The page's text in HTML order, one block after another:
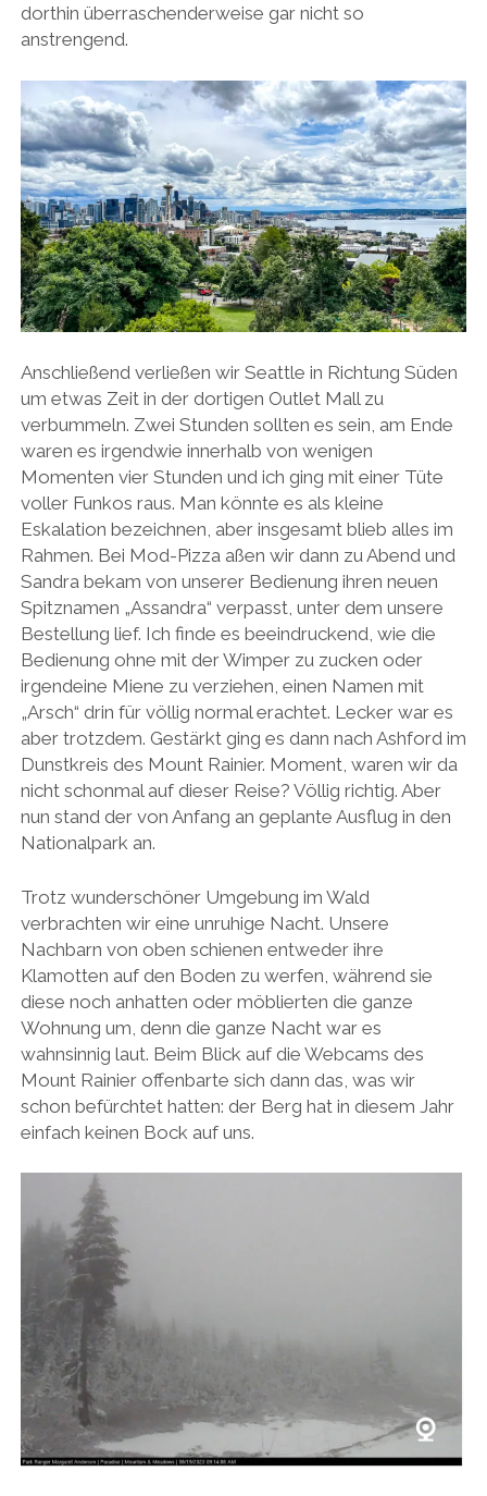
dorthin überraschenderweise gar nicht so
anstrengend.
Anschließend verließen wir Seattle in Richtung Süden
um etwas Zeit in der dortigen Outlet Mall zu
verbummeln. Zwei Stunden sollten es sein, am Ende
waren es irgendwie innerhalb von wenigen
Momenten vier Stunden und ich ging mit einer Tüte
voller Funkos raus. Man könnte es als kleine
Eskalation bezeichnen, aber insgesamt blieb alles im
Rahmen. Bei Mod-Pizza aßen wir dann zu Abend und
Sandra bekam von unserer Bedienung ihren neuen
Spitznamen „Assandra“ verpasst, unter dem unsere
Bestellung lief. Ich finde es beeindruckend, wie die
Bedienung ohne mit der Wimper zu zucken oder
irgendeine Miene zu verziehen, einen Namen mit
„Arsch“ drin für völlig normal erachtet. Lecker war es
aber trotzdem. Gestärkt ging es dann nach Ashford im
Dunstkreis des Mount Rainier. Moment, waren wir da
nicht schonmal auf dieser Reise? Völlig richtig. Aber
nun stand der von Anfang an geplante Ausflug in den
Nationalpark an.
Trotz wunderschöner Umgebung im Wald
verbrachten wir eine unruhige Nacht. Unsere
Nachbarn von oben schienen entweder ihre
Klamotten auf den Boden zu werfen, während sie
diese noch anhatten oder möblierten die ganze
Wohnung um, denn die ganze Nacht war es
wahnsinnig laut. Beim Blick auf die Webcams des
Mount Rainier offenbarte sich dann das, was wir
schon befürchtet hatten: der Berg hat in diesem Jahr
einfach keinen Bock auf uns.